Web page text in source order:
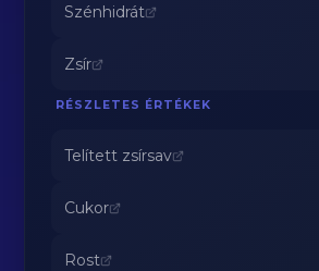
Szénhidrát
Zsír
RÉSZLETES ÉRTÉKEK
Telített zsírsav
Cukor
Rost